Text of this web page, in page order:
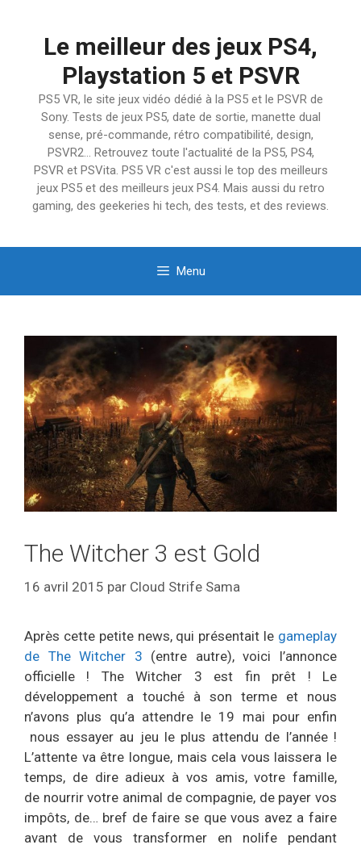
Le meilleur des jeux PS4,
Playstation 5 et PSVR
PS5 VR, le site jeux vidéo dédié à la PS5 et le PSVR de
Sony. Tests de jeux PS5, date de sortie, manette dual
sense, pré-commande, rétro compatibilité, design,
PSVR2… Retrouvez toute l'actualité de la PS5, PS4,
PSVR et PSVita. PS5 VR c'est aussi le top des meilleurs
jeux PS5 et des meilleurs jeux PS4. Mais aussi du retro
gaming, des geekeries hi tech, des tests, et des reviews.
Menu
The Witcher 3 est Gold
16 avril 2015 par Cloud Strife Sama
Après cette petite news, qui présentait le gameplay
de The Witcher 3 (entre autre), voici l’annonce
officielle ! The Witcher 3 est fin prêt ! Le
développement a touché à son terme et nous
n’avons plus qu’a attendre le 19 mai pour enfin
nous essayer au jeu le plus attendu de l’année !
L’attente va être longue, mais cela vous laissera le
temps, de dire adieux à vos amis, votre famille,
de nourrir votre animal de compagnie, de payer vos
impôts, de… bref de faire se que vous avez a faire
avant de vous transformer en nolife pendant